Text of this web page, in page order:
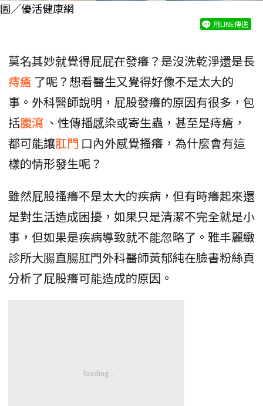
圖／優活健康網
用LINE傳送
莫名其妙就覺得屁屁在發癢？是沒洗乾淨還是長
痔瘡 了呢？想看醫生又覺得好像不是太大的
事。外科醫師說明，屁股發癢的原因有很多，包
括腹瀉 、性傳播感染或寄生蟲，甚至是痔瘡，
都可能讓肛門 口內外感覺搔癢，為什麼會有這
樣的情形發生呢？
雖然屁股搔癢不是太大的疾病，但有時癢起來還
是對生活造成困擾，如果只是清潔不完全就是小
事，但如果是疾病導致就不能忽略了。雅丰麗緻
診所大腸直腸肛門外科醫師黃郁純在臉書粉絲頁
分析了屁股癢可能造成的原因。